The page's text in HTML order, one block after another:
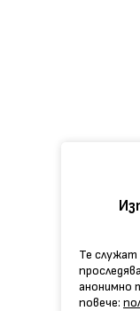
Те служат
анонимно
повече: